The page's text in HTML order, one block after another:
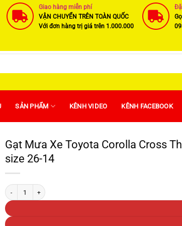
Giao hàng miễn phí
VẬN CHUYỂN TRÊN TOÀN QUỐC
Với đơn hàng trị giá trên 1.000.000
SẢN PHẨM KÊNH VIDEO KÊNH FACEBOOK
Gạt Mưa Xe Toyota Corolla Cross
size 26-14
Gạt Mưa Xe Toyota Corolla Cross Thương Hiệu BOSCH Lưỡi